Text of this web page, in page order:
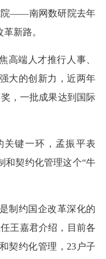
——南网数研院去年
新路。
高端人才推行人事、
大的创新力，近两年
，一批成果达到国际
关键一环，孟振平表
和契约化管理这个“牛
制约国企改革深化的
王嘉君介绍，目前各
契约化管理，23户子